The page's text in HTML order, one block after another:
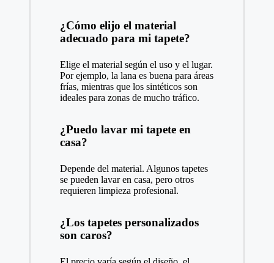
¿Cómo elijo el material
adecuado para mi tapete?
Elige el material según el uso y el lugar.
Por ejemplo, la lana es buena para áreas
frías, mientras que los sintéticos son
ideales para zonas de mucho tráfico.
¿Puedo lavar mi tapete en
casa?
Depende del material. Algunos tapetes
se pueden lavar en casa, pero otros
requieren limpieza profesional.
¿Los tapetes personalizados
son caros?